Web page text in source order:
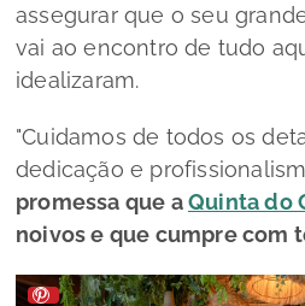
assegurar que o seu
vai ao encontro de tudo
idealizaram.
"Cuidamos de todos os
dedicação e
promessa que aQuinta do
noivos e que cumpre com